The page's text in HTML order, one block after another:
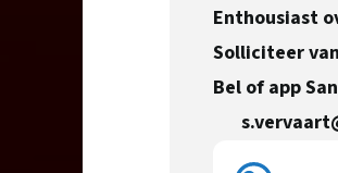
Enthousiast
Solliciteer
Bel of app